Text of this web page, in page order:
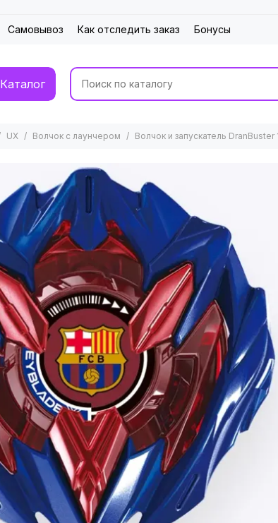
Самовывоз Как отследить заказ Бонусы
Каталог
UX Волчок с лаунчером Волчок и запускатель